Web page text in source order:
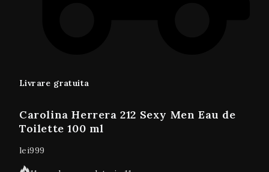
Livrare gratuita
Carolina Herrera 212 Sexy Men Eau de
Toilette 100 ml
lei999